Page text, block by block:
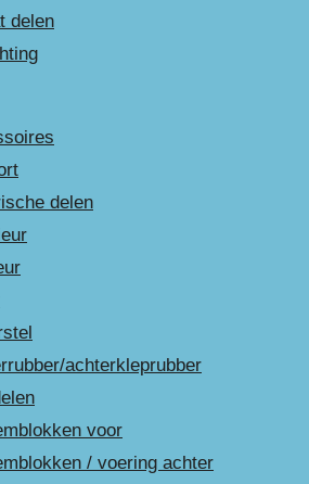
delen
delen
achterkleprubber
voor
/ voering achter